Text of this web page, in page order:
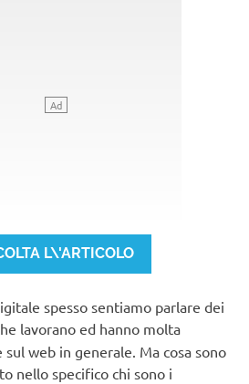
L\'ARTICOLO
spesso sentiamo parlare dei
lavorano ed hanno molta
sul web in generale. Ma cosa sono
nello specifico chi sono i